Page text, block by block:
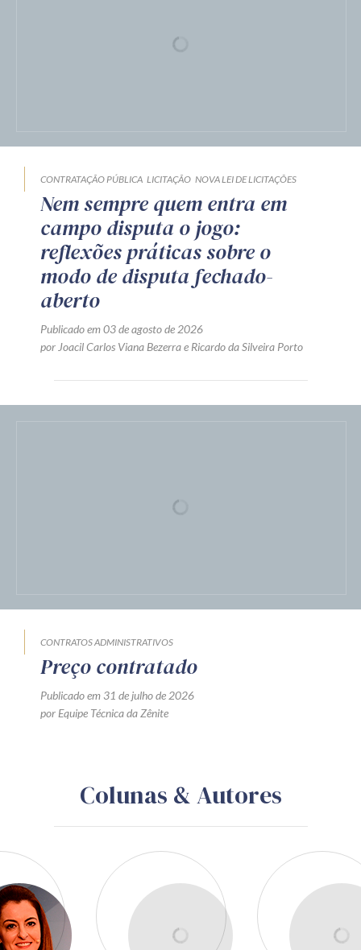
CONTRATAÇÃO PÚBLICA LICITAÇÃO NOVA LEI DE LICITAÇÕES
Nem sempre quem entra em
campo disputa o jogo:
reflexões práticas sobre o
modo de disputa fechado-
aberto
Publicado em 03 de agosto de 2026
por Joacil Carlos Viana Bezerrae Ricardo da Silveira Porto
CONTRATOS ADMINISTRATIVOS
Preço contratado
Publicado em 31 de julho de 2026
por Equipe Técnica da Zênite
Colunas & Autores